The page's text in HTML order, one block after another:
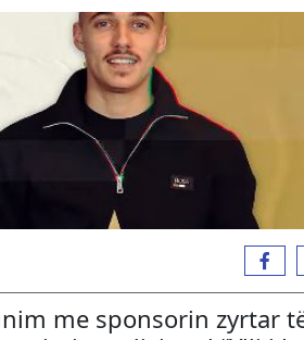
me sponsorin zyrtar